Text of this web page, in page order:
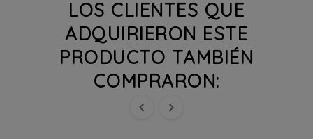
LOS CLIENTES QUE
ADQUIRIERON ESTE
PRODUCTO TAMBIÉN
COMPRARON:
 